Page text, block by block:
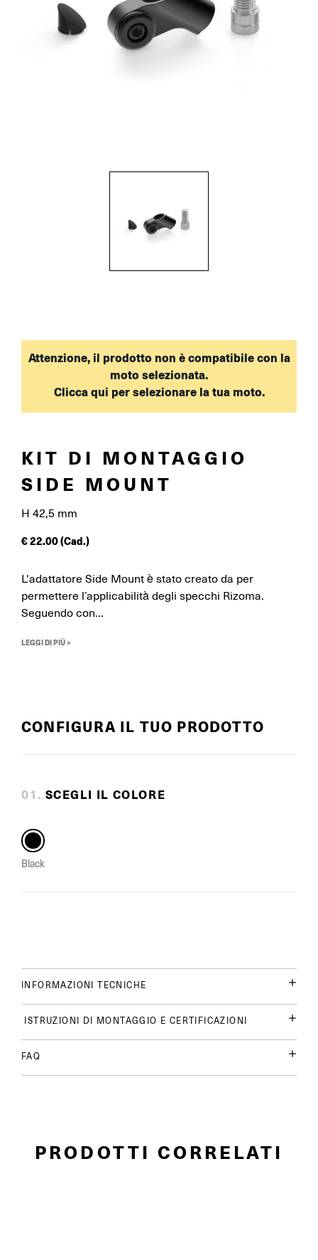
Attenzione, il prodotto non è compatibile con la
moto selezionata.
Clicca qui per selezionare la tua moto.
KIT DI MONTAGGIO
SIDE MOUNT
H 42,5 mm
€22.00(Cad.)
L'adattatore Side Mount è stato creato da per
permettere l’applicabilità degli specchi Rizoma.
Seguendo con...
LEGGI DI PIÙ >
CONFIGURA IL TUO PRODOTTO
01 . SCEGLI IL COLORE
Black
INFORMAZIONI TECNICHE
ISTRUZIONI DI MONTAGGIO E CERTIFICAZIONI
FAQ
PRODOTTI CORRELATI